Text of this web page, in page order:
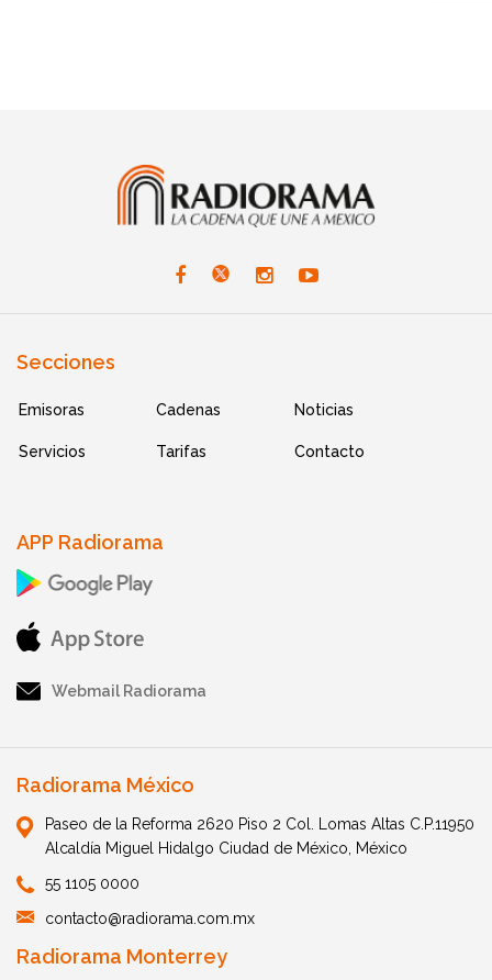
Secciones
Emisoras Cadenas Noticias
Servicios Tarifas Contacto
APP Radiorama
Webmail Radiorama
Radiorama México
Paseo de la Reforma 2620 Piso 2 Col. Lomas Altas C.P.11950
Alcaldía Miguel Hidalgo Ciudad de México, México
55 1105 0000
contacto@radiorama.com.mx
Radiorama Monterrey